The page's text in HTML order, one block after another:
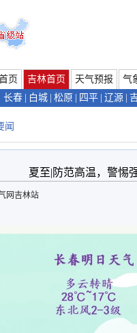
页 吉林首页 天气预报 气
长春
白城 松原 四平 辽源
闻
夏至|防范高温，警惕
网吉林站